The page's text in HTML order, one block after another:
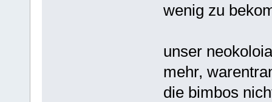
wenig zu
unser
mehr,
die bimbos